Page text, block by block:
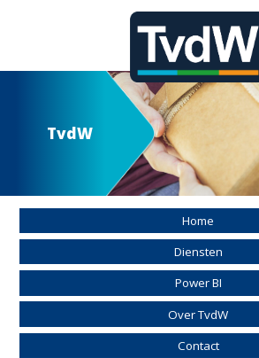
TvdW
Home
Diensten
Power BI
Over TvdW
Contact